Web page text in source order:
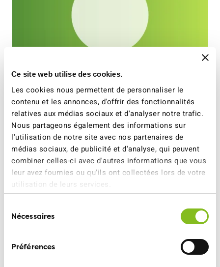
Ce site web utilise des cookies.
Les cookies nous permettent de personnaliser le
contenu et les annonces, d'offrir des fonctionnalités
relatives aux médias sociaux et d'analyser notre trafic.
Nous partageons également des informations sur
l'utilisation de notre site avec nos partenaires de
médias sociaux, de publicité et d'analyse, qui peuvent
combiner celles-ci avec d'autres informations que vous
leur avez fournies ou qu'ils ont collectées lors de votre
utilisation de leurs services.
Nécessaires
Préférences
Anita Santos
Collaboratrice Service des membres